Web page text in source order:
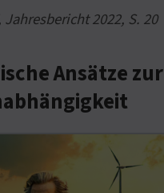
Jahresbericht 2022, S. 20
Ansätze zur